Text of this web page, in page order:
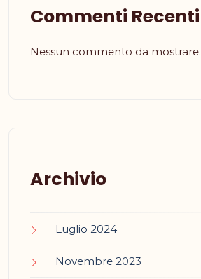
Commenti Recenti
Nessun commento da mostrare.
Archivio
Luglio 2024
Novembre 2023